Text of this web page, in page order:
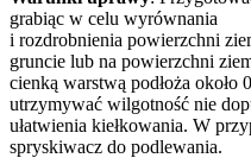
grabiąc w celu wyrównania
i rozdrobnienia powierzchni
gruncie lub na powierzchni
cienką warstwą podłoża
utrzymywać wilgotność nie
ułatwienia kiełkowania. W
spryskiwacz do podlewania.